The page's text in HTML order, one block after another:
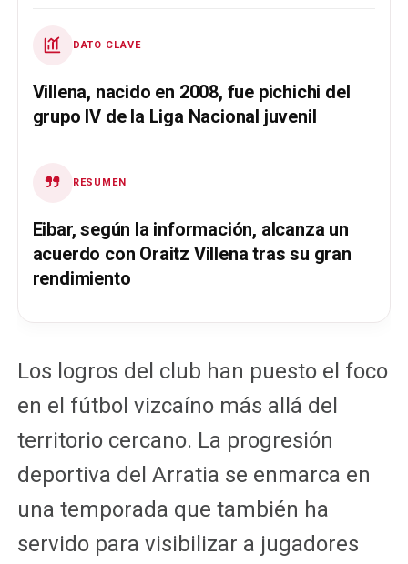
DATO CLAVE
Villena, nacido en 2008, fue pichichi del
grupo IV de la Liga Nacional juvenil
RESUMEN
Eibar, según la información, alcanza un
acuerdo con Oraitz Villena tras su gran
rendimiento
Los logros del club han puesto el foco
en el fútbol vizcaíno más allá del
territorio cercano. La progresión
deportiva del Arratia se enmarca en
una temporada que también ha
servido para visibilizar a jugadores